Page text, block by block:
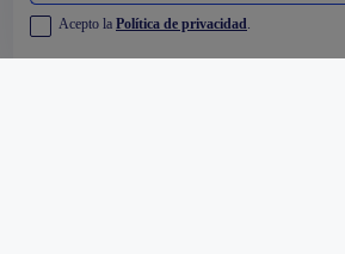
Acepto la Política de privacidad.